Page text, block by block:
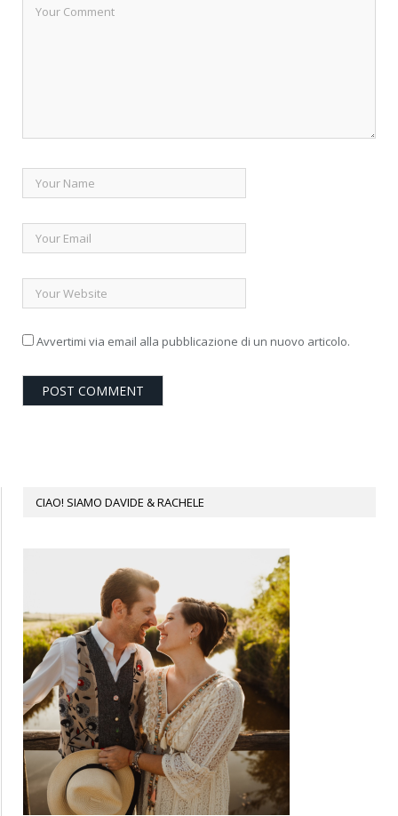
Avvertimi via email alla pubblicazione di un nuovo articolo.
CIAO! SIAMO DAVIDE & RACHELE